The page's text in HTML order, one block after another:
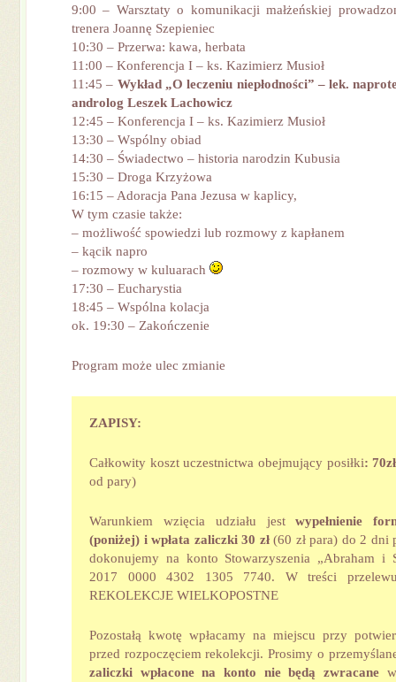
9:00 – Warsztaty o komunikacji małżeńskiej
trenera Joannę Szepieniec
10:30 – Przerwa: kawa, herbata
11:00 – Konferencja I – ks. Kazimierz Musioł
11:45 – Wykład „O leczeniu niepłodności” – lek.
androlog Leszek Lachowicz
12:45 – Konferencja I – ks. Kazimierz Musioł
13:30 – Wspólny obiad
14:30 – Świadectwo – historia narodzin Kubusia
15:30 – Droga Krzyżowa
16:15 – Adoracja Pana Jezusa w kaplicy,
W tym czasie także:
– możliwość spowiedzi lub rozmowy z kapłanem
– kącik napro
– rozmowy w kuluarach
17:30 – Eucharystia
18:45 – Wspólna kolacja
ok. 19:30 – Zakończenie
Program może ulec zmianie
ZAPISY:
Całkowity koszt uczestnictwa obejmujący posiłki:
od pary)
Warunkiem wzięcia udziału jestwypełnienie
(poniżej) i wpłata zaliczki 30 zł (60 zł para) do 2 dni
dokonujemy na konto Stowarzyszenia „Abraham i
2017 0000 4302 1305 7740. W treści
REKOLEKCJE WIELKOPOSTNE
Pozostałą kwotę wpłacamy na miejscu przy
przed rozpoczęciem rekolekcji. Prosimy o
zaliczki wpłacone na konto nie będą zwracane